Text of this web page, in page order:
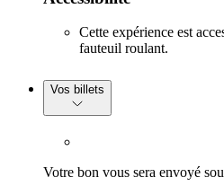
Cette expérience est
fauteuil roulant.
Vos billets
Votre bon vous sera envoyé